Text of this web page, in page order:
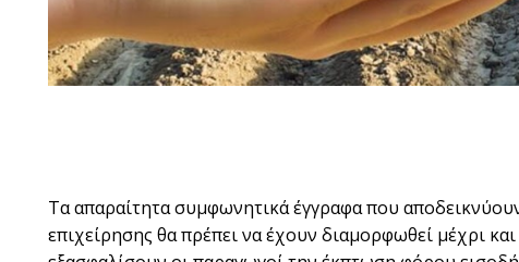
Τα απαραίτητα συµφωνητικά έγγραφα που
επιχείρησης θα πρέπει να έχουν διαµορφωθεί µέχρι